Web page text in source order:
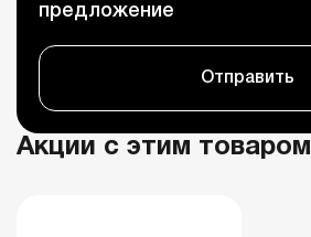
предложение
Отправить
Акции с этим товаром